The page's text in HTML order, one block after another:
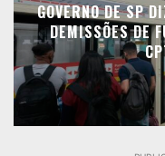
GOVERNO DE SP
DEMISSÕES DE